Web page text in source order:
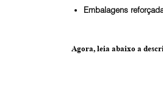
Embalagens
Agora, leia abaixo a